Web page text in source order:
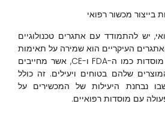
מכשור רפואי
יש להתמודד עם אתגרים טכנולוגיים
העיקריים הוא שמירה על תאימות
עם דרישות רגולציה של מוסדות כמו ה-FDA ו-CE, אשר מחייבים
שלהם בטוחים ויעילים. זה כולל
שבו נבחנת היעילות של המכשירים על
עם מוסדות רפואיים.